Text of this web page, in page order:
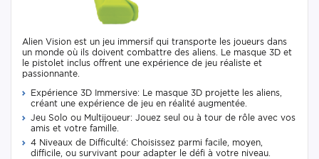
Alien Vision est un jeu immersif qui transporte les joueurs dans
un monde où ils doivent combattre des aliens. Le masque 3D et
le pistolet inclus offrent une expérience de jeu réaliste et
passionnante.
Expérience 3D Immersive: Le masque 3D projette les aliens,
créant une expérience de jeu en réalité augmentée.
Jeu Solo ou Multijoueur: Jouez seul ou à tour de rôle avec vos
amis et votre famille.
4 Niveaux de Difficulté: Choisissez parmi facile, moyen,
difficile, ou survivant pour adapter le défi à votre niveau.